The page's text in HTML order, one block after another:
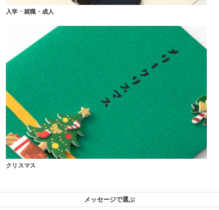
入学・就職・成人
クリスマス
メッセージで選ぶ